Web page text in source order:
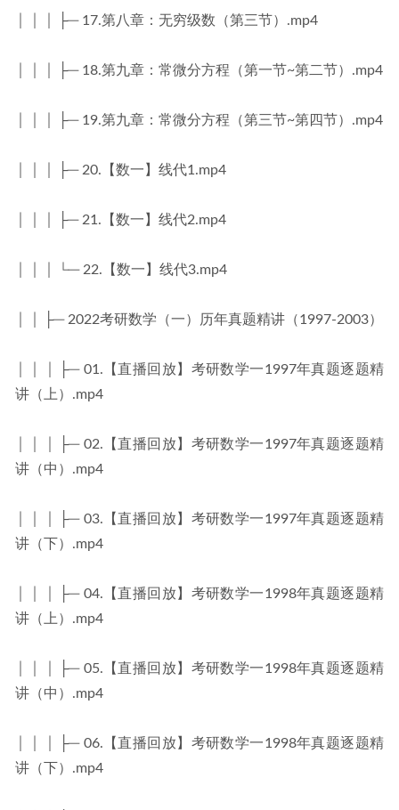
│ │ │ ├─ 17.第八章：无穷级数（第三节）.mp4
│ │ │ ├─ 18.第九章：常微分方程（第一节~第二节）.mp4
│ │ │ ├─ 19.第九章：常微分方程（第三节~第四节）.mp4
│ │ │ ├─ 20.【数一】线代1.mp4
│ │ │ ├─ 21.【数一】线代2.mp4
│ │ │ └─ 22.【数一】线代3.mp4
│ │ ├─ 2022考研数学（一）历年真题精讲（1997-2003）
│ │ │ ├─ 01.【直播回放】考研数学一1997年真题逐题精
讲（上）.mp4
│ │ │ ├─ 02.【直播回放】考研数学一1997年真题逐题精
讲（中）.mp4
│ │ │ ├─ 03.【直播回放】考研数学一1997年真题逐题精
讲（下）.mp4
│ │ │ ├─ 04.【直播回放】考研数学一1998年真题逐题精
讲（上）.mp4
│ │ │ ├─ 05.【直播回放】考研数学一1998年真题逐题精
讲（中）.mp4
│ │ │ ├─ 06.【直播回放】考研数学一1998年真题逐题精
讲（下）.mp4